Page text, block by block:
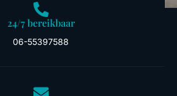
24/7 bereikbaar
06-55397588